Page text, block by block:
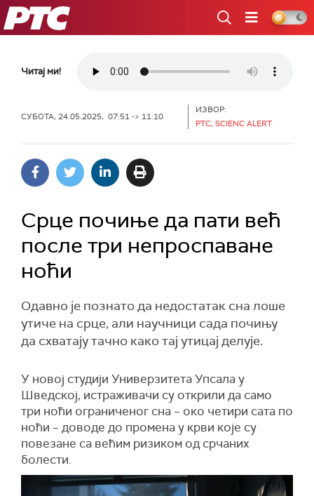
РТС
Читај ми!
СУБОТА, 24.05.2025, 07:51 -> 11:10
ИЗВОР:
РТС, SCIENC ALERT
Срце почиње да пати већ
после три непроспаване
ноћи
Одавно је познато да недостатак сна лоше
утиче на срце, али научници сада почињу
да схватају тачно како тај утицај делује.
У новој студији Универзитета Упсала у
Шведској, истраживачи су открили да само
три ноћи ограниченог сна – око четири сата по
ноћи – доводе до промена у крви које су
повезане са већим ризиком од срчаних
болести.